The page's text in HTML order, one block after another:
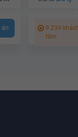
9.239
tâm